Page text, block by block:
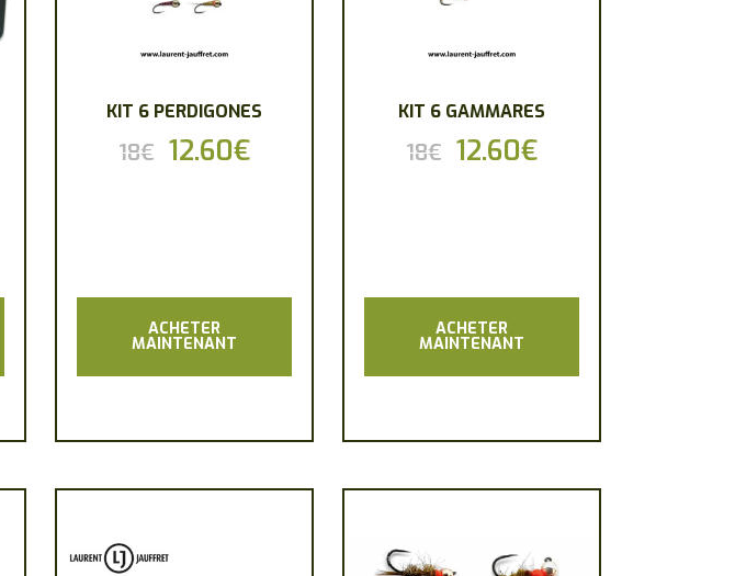
KIT 6 PERDIGONES
18€ Le
12.60€Le
ACHETER
MAINTENANT
KIT 6 GAMMARES
18€ Le
12.60€
ACHETER
MAINTENANT